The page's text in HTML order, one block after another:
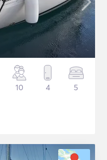
10 4 5